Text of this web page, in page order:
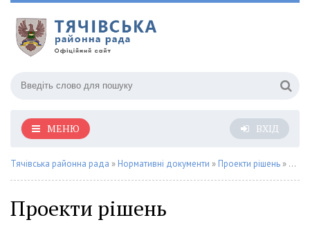
ВХІД
МЕНЮ
Тячівська районна рада » Нормативні документи » Проекти рішень » Сторінка 8
Проекти рішень